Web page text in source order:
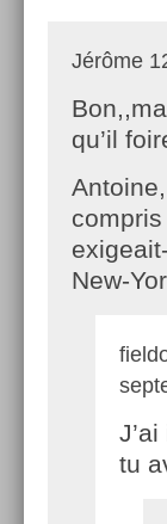
Jérôme
qu’il
New-
tu